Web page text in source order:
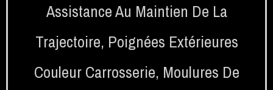
Assistance Au Maintien De La
Trajectoire, Poignées Extérieures
Couleur Carrosserie, Moulures De